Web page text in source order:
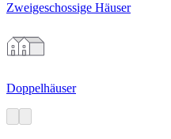
Zweigeschossige Häuser
Doppelhäuser